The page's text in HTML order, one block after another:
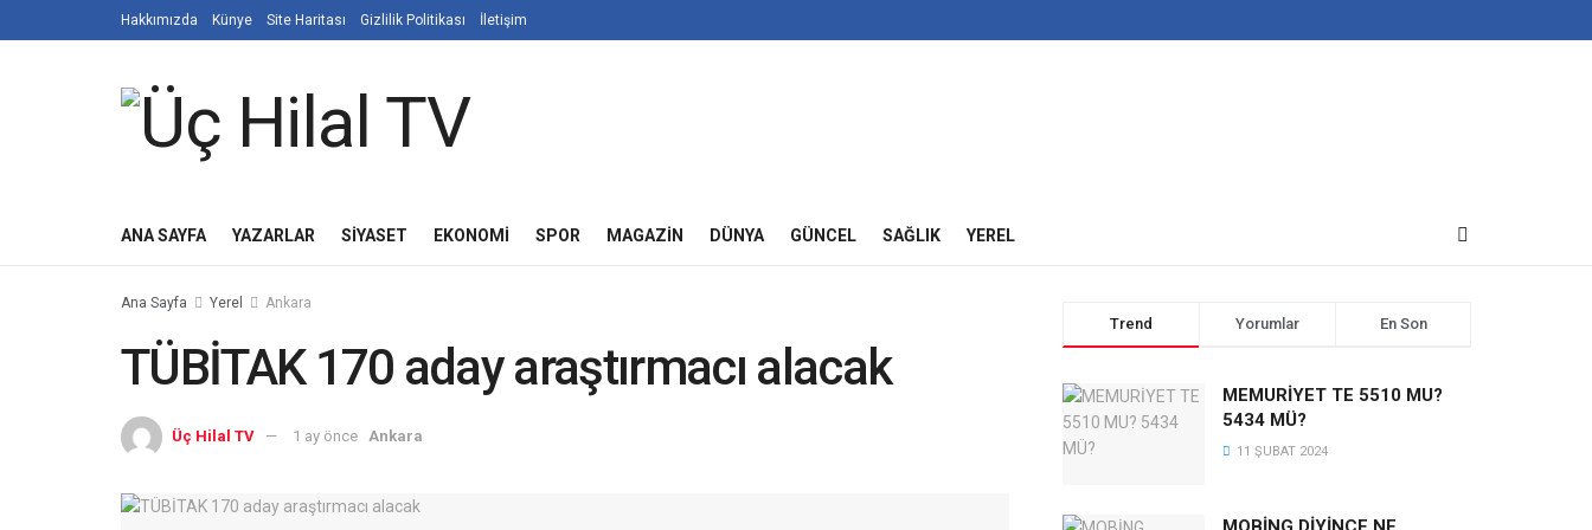
Hakkımızda Künye Site Haritası Gizlilik Politikası İletişim
ANA SAYFA YAZARLAR SIYASET EKONOMI SPOR MAGAZIN DÜNYA GÜNCEL SAĞLIK YEREL
Ana Sayfa Yerel Ankara
TÜBİTAK 170 aday araştırmacı alacak
Üç Hilal TV 1 ay önce Ankara
Trend Yorumlar En Son
MEMURİYET TE 5510 MU?
5434 MÜ?
11 ŞUBAT 2024